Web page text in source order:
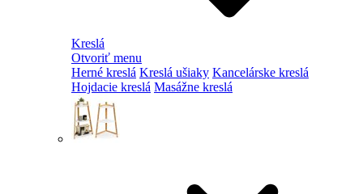
Kreslá
Otvoriť menu
Herné kreslá Kreslá ušiaky Kancelárske kreslá
Hojdacie kreslá Masážne kreslá